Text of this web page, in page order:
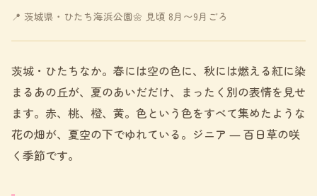
📍 茨城県・ひたち海浜公園🌼 見頃 8月〜9月ごろ
茨城・ひたちなか。春には空の色に、秋には燃える紅に染
まるあの丘が、夏のあいだだけ、まったく別の表情を見せ
ます。赤、桃、橙、黄。色という色をすべて集めたような
花の畑が、夏空の下でゆれている。ジニア ― 百日草の咲
く季節です。